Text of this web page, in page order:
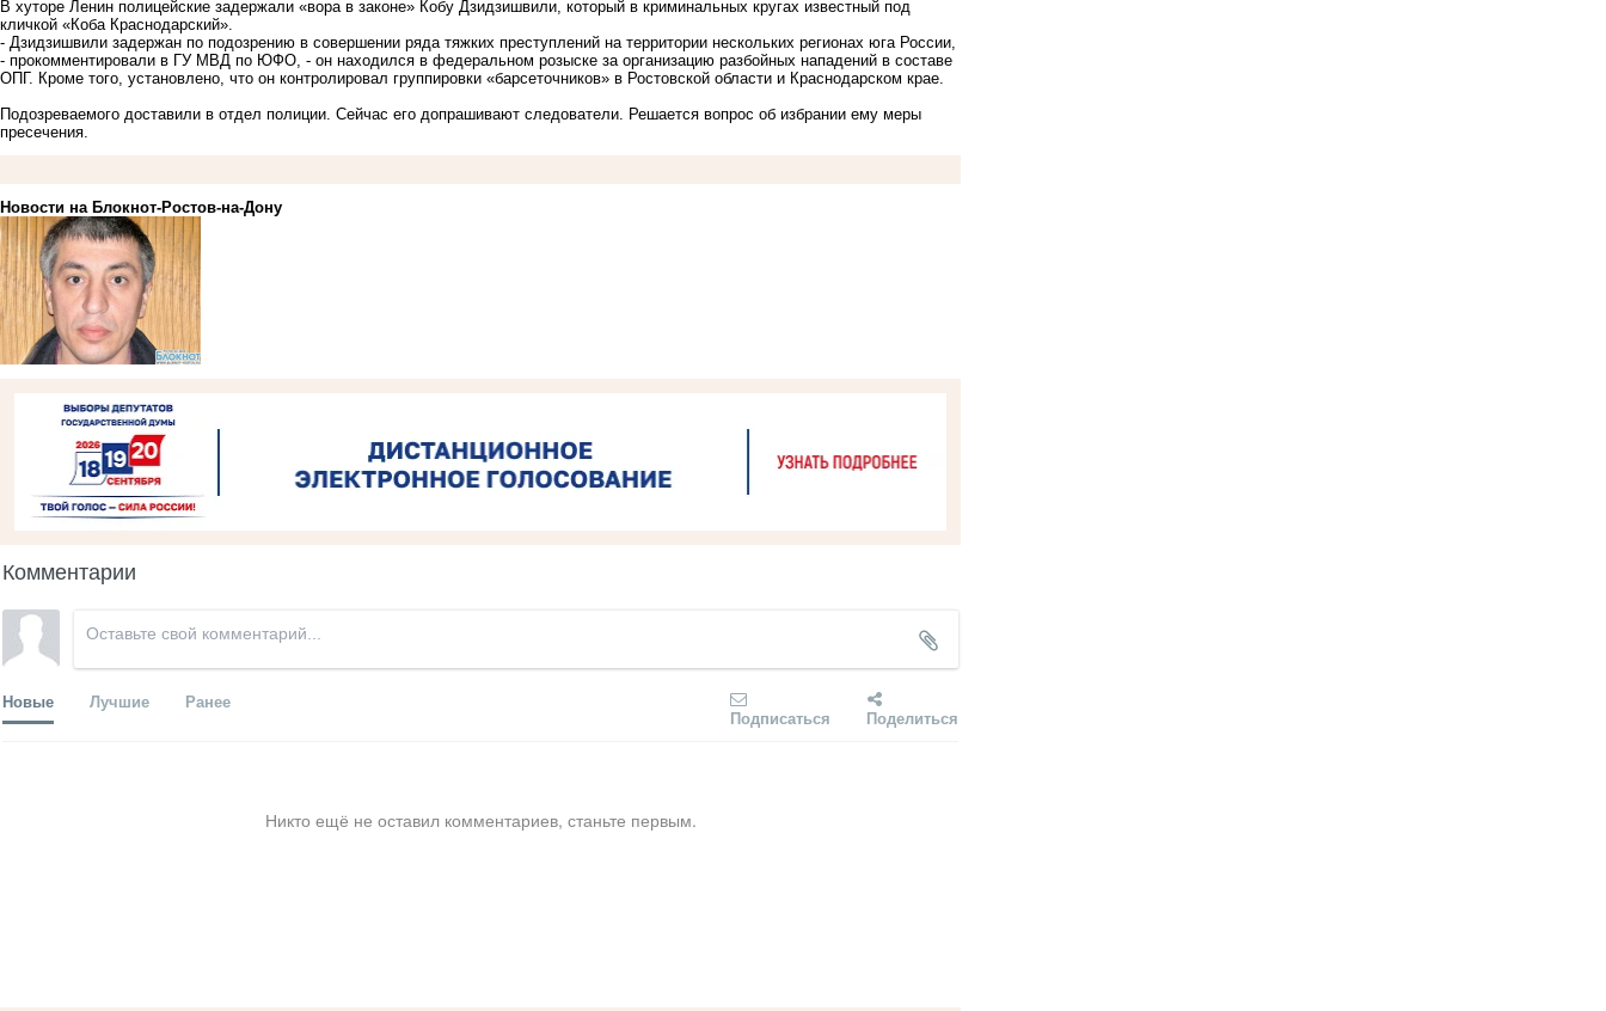
В хуторе Ленин полицейские задержали «вора в законе» Кобу Дзидзишвили, который в криминальных кругах известный под
кличкой «Коба Краснодарский».
- Дзидзишвили задержан по подозрению в совершении ряда тяжких преступлений на территории нескольких регионах юга России,
- прокомментировали в ГУ МВД по ЮФО, - он находился в федеральном розыске за организацию разбойных нападений в составе
ОПГ. Кроме того, установлено, что он контролировал группировки «барсеточников» в Ростовской области и Краснодарском крае.
Подозреваемого доставили в отдел полиции. Сейчас его допрашивают следователи. Решается вопрос об избрании ему меры
пресечения.
Новости на Блoкнoт-Ростов-на-Дону
Комментарии
Новые Лучшие Ранее
Подписаться Поделиться
Никто ещё не оставил комментариев, станьте первым.